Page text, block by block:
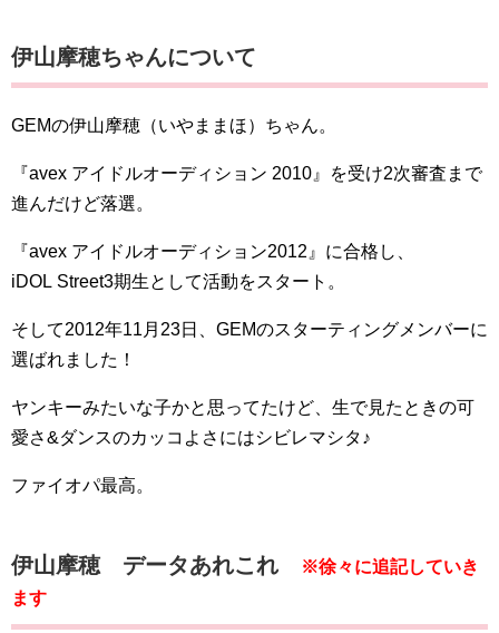
伊山摩穂ちゃんについて
GEMの伊山摩穂（いやままほ）ちゃん。
『avex アイドルオーディション 2010』を受け2次審査まで
進んだけど落選。
『avex アイドルオーディション2012』に合格し、
iDOL Street3期生として活動をスタート。
そして2012年11月23日、GEMのスターティングメンバーに
選ばれました！
ヤンキーみたいな子かと思ってたけど、生で見たときの可
愛さ&ダンスのカッコよさにはシビレマシタ♪
ファイオパ最高。
伊山摩穂 データあれこれ
※徐々に追記していき
ます